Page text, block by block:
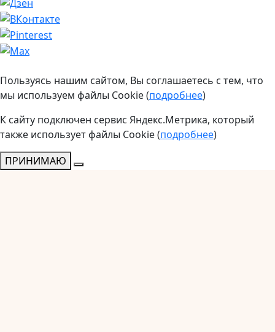
Пользуясь нашим сайтом, Вы соглашаетесь с тем, что
мы используем файлы Cookie (подробнее)
К сайту подключен сервис Яндекс.Метрика, который
также использует файлы Cookie (подробнее)
ПРИНИМАЮ